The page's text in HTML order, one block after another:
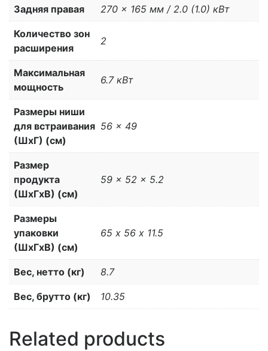
Задняя правая 270 x 165 мм / 2.0 (1.0) кВт
Количество зон
расширения
2
Максимальная
мощность
6.7 кВт
Размеры ниши
для встраивания
(ШхГ) (см)
56 x 49
Размер
продукта
(ШхГхВ) (см)
59 x 52 x 5.2
Размеры
упаковки
(ШхГхВ) (см)
65 х 56 х 11.5
Вес, нетто (кг) 8.7
Вес, брутто (кг) 10.35
Related products